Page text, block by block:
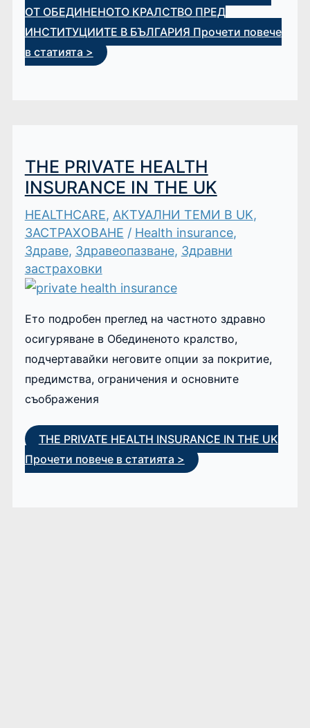
ОТ ОБЕДИНЕНОТО КРАЛСТВО ПРЕД
ИНСТИТУЦИИТЕ В БЪЛГАРИЯ Прочети повече
в статията >
THE PRIVATE HEALTH
INSURANCE IN THE UK
HEALTHCARE, АКТУАЛНИ ТЕМИ В UK,
ЗАСТРАХОВАНЕ / Health insurance,
Здраве, Здравеопазване, Здравни
застраховки
Ето подробен преглед на частното здравно
осигуряване в Обединеното кралство,
подчертавайки неговите опции за покритие,
предимства, ограничения и основните
съображения
THE PRIVATE HEALTH INSURANCE IN THE UK
Прочети повече в статията >